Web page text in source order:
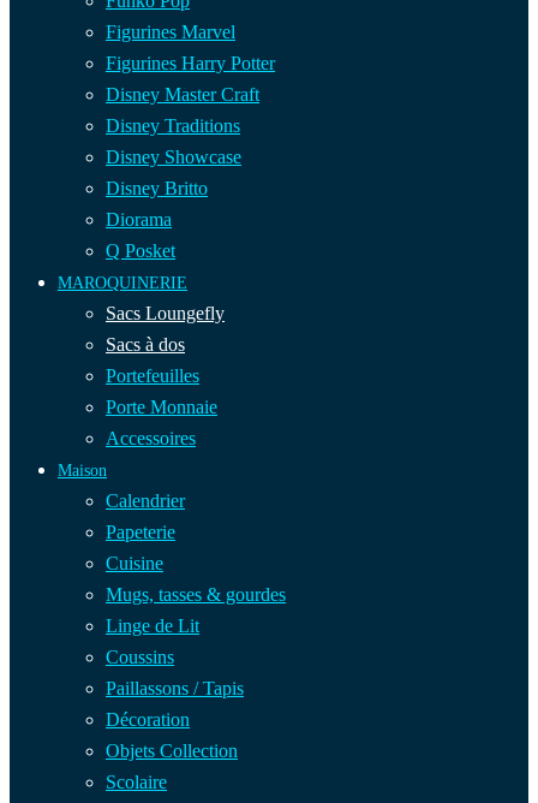
Figurines Marvel
Figurines Harry Potter
Disney Master Craft
Disney Traditions
Disney Showcase
Disney Britto
Diorama
Q Posket
MAROQUINERIE
Sacs Loungefly
Sacs à dos
Portefeuilles
Porte Monnaie
Accessoires
Maison
Calendrier
Papeterie
Cuisine
Mugs, tasses & gourdes
Linge de Lit
Coussins
Paillassons / Tapis
Décoration
Objets Collection
Scolaire